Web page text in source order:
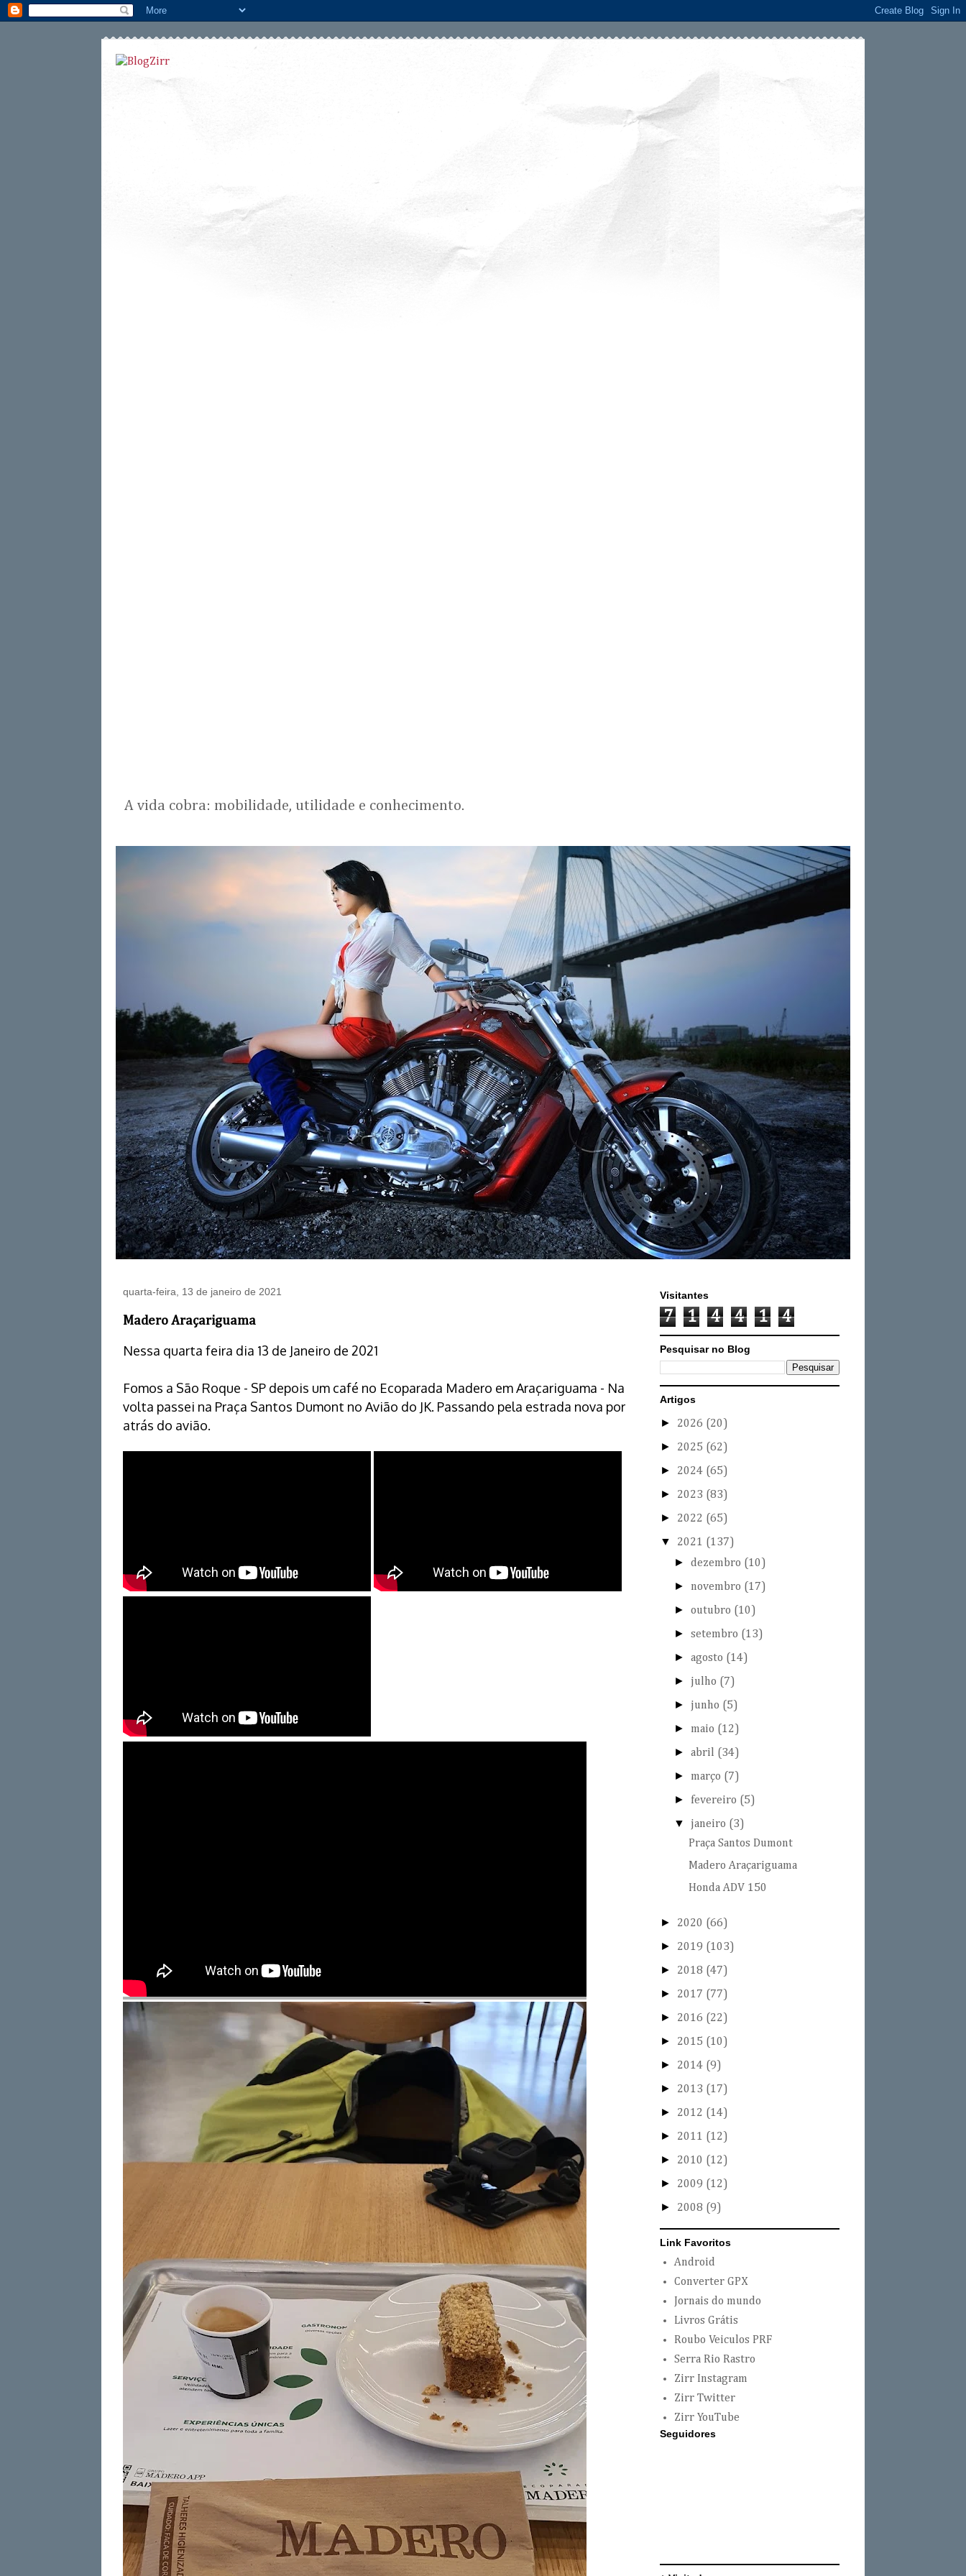
A vida cobra: mobilidade, utilidade e conhecimento.
quarta-feira, 13 de janeiro de 2021
Madero Araçariguama
Nessa quarta feira dia 13 de Janeiro de 2021
Fomos a São Roque - SP depois um café no Ecoparada Madero em Araçariguama - Na
volta passei na Praça Santos Dumont no Avião do JK. Passando pela estrada nova por
atrás do avião.
Visitantes
7 1 4 4 1 4
Pesquisar no Blog
Artigos
► 2026 (20)
► 2025 (62)
► 2024 (65)
► 2023 (83)
► 2022 (65)
▼ 2021 (137)
►dezembro (10)
► novembro (17)
►outubro (10)
►setembro (13)
►agosto (14)
► julho (7)
► junho (5)
► maio (12)
►abril (34)
► março (7)
► fevereiro (5)
▼ janeiro (3)
Praça Santos Dumont
Madero Araçariguama
Honda ADV 150
► 2020 (66)
► 2019 (103)
► 2018 (47)
► 2017 (77)
► 2016 (22)
► 2015 (10)
► 2014 (9)
► 2013 (17)
► 2012 (14)
► 2011 (12)
► 2010 (12)
► 2009 (12)
► 2008 (9)
Link Favoritos
Android
Converter GPX
Jornais do mundo
Livros Grátis
Roubo Veiculos PRF
Serra Rio Rastro
Zirr Instagram
Zirr Twitter
Zirr YouTube
Seguidores